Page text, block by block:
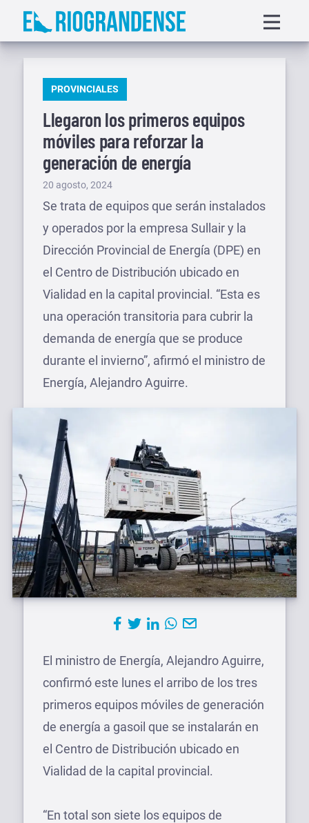
Saltar
menu
PUBLICADO
PROVINCIALES
Llegaron los primeros equipos
móviles para reforzar la
generación de energía
Publicado
el
20 agosto, 2024
Se trata de equipos que serán instalados
y operados por la empresa Sullair y la
Dirección Provincial de Energía (DPE) en
el Centro de Distribución ubicado en
Vialidad en la capital provincial. “Esta es
una operación transitoria para cubrir la
demanda de energía que se produce
durante el invierno”, afirmó el ministro de
Energía, Alejandro Aguirre.
El ministro de Energía, Alejandro Aguirre,
confirmó este lunes el arribo de los tres
primeros equipos móviles de generación
de energía a gasoil que se instalarán en
el Centro de Distribución ubicado en
Vialidad de la capital provincial.
“En total son siete los equipos de